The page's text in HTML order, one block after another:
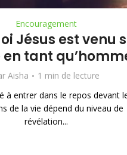
Encouragement
Jésus est venu
tant
Aisha
1 min de lecture
à entrer dans le repos devant
de la vie dépend du niveau de
révélation...